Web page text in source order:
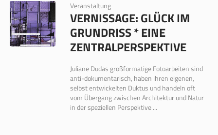
Veranstaltung
VERNISSAGE: GLÜCK IM
GRUNDRISS * EINE
ZENTRALPERSPEKTIVE
Juliane Dudas großformatige Fotoarbeiten sind
anti-dokumentarisch, haben ihren eigenen,
selbst entwickelten Duktus und handeln oft
vom Übergang zwischen Architektur und Natur
in der speziellen Perspektive ...